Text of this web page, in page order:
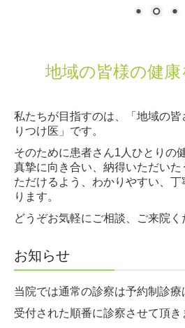
地域の皆様の健
私たちが目指すのは、「地域の
りつけ医」です。
そのために患者さん1人ひとりの
真摯に向き合い、納得いただい
ただけるよう、わかりやすい、
ります。
どうぞお気軽にご相談、ご来院く
お知らせ
当院では通常の診察は予約制診療
受付された順番に診察させて頂き